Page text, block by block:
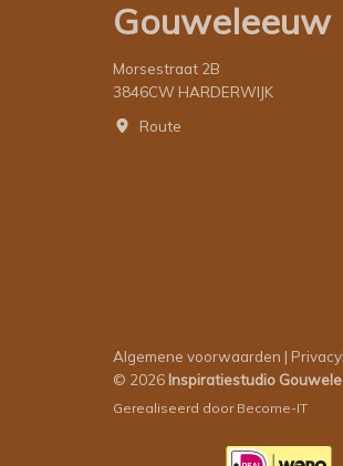
Gouweleeuw
Morsestraat 2B
3846CW HARDERWIJK
Route
Algemene voorwaarden |
© 2026 Inspiratiestudio
Gerealiseerd door Become-IT